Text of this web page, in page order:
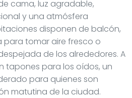
cama, luz agradable,
y una atmósfera
disponen de balcón,
tomar aire fresco o
de los alrededores. A
tapones para los oídos, un
para quienes son
matutina de la ciudad.